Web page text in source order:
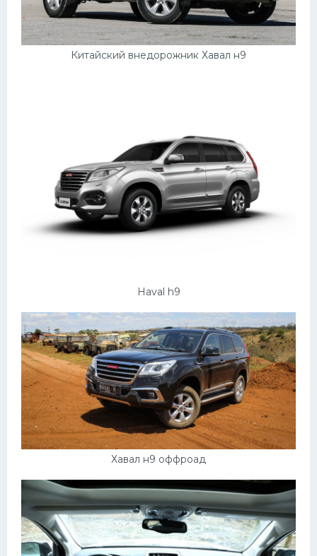
Китайский внедорожник Хавал н9
Haval h9
Хавал н9 оффроад
Хонда
Грузовики
Феррари
Поезда
Мотоциклы
Эмблемы
Спецтехника